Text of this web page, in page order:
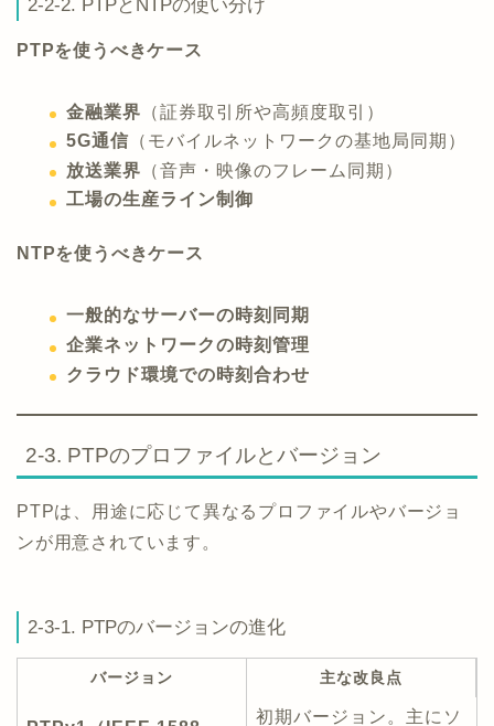
2-2-2. PTPとNTPの使い分け
PTPを使うべきケース
金融業界 （証券取引所や高頻度取引）
5G通信 （モバイルネットワークの基地局同期）
放送業界 （音声・映像のフレーム同期）
工場の生産ライン制御
NTPを使うべきケース
一般的なサーバーの時刻同期
企業ネットワークの時刻管理
クラウド環境での時刻合わせ
2-3. PTPのプロファイルとバージョン
PTPは、用途に応じて異なるプロファイルやバージョ
ンが用意されています。
2-3-1. PTPのバージョンの進化
バージョン 主な改良点
初期バージョン。主にソ